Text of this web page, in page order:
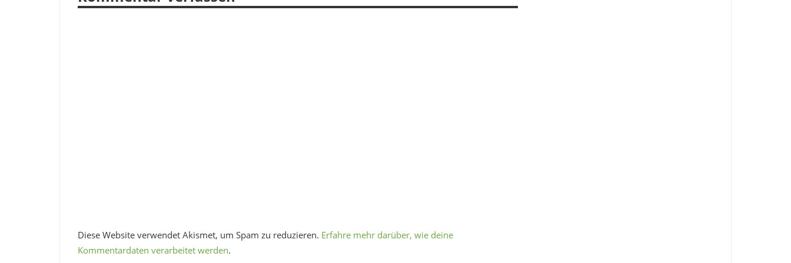
Diese Website verwendet Akismet, um Spam zu reduzieren. Erfahre mehr darüber, wie deine
Kommentardaten verarbeitet werden.